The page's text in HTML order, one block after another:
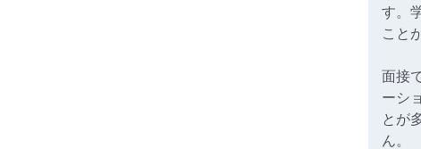
す。
こと
面接
ーシ
とが
ん。